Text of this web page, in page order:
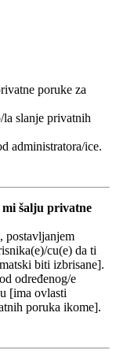
poruke za
slanje privatnih
administratora/ice.
mi šalju privatne
, postavljanjem
cu(e) da ti
biti izbrisane].
određenog/e
[ima ovlasti
poruka ikome].